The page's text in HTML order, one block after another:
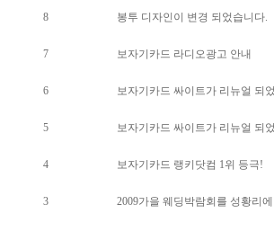
8 봉투 디자인이 변경 되었습니다.
7 보자기카드 라디오광고 안내
6 보자기카드 싸이트가 리뉴얼 되
5 보자기카드 싸이트가 리뉴얼 되
4 보자기카드 랭키닷컴 1위 등극!
3 2009가을 웨딩박람회를 성황리